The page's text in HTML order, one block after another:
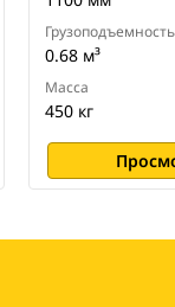
Грузоподъемность
0.68 м³
Масса
450 кг